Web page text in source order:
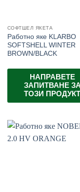
СОФТШЕЛ ЯКЕТА
Работно яке KLARBO
SOFTSHELL WINTER
BROWN/BLACK
НАПРАВЕТЕ
ЗАПИТВАНЕ
ТОЗИ ПРОДУКТ